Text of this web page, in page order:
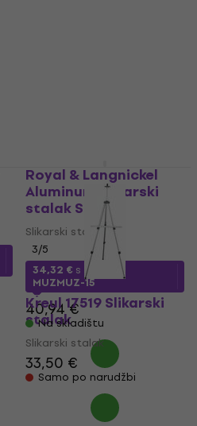
Royal & Langnickel
Aluminum Slikarski
stalak Silver
Slikarski stalak
3/5
34,32 € s kodom
MUZMUZ-15
40,94 €
Na skladištu
Kreul 17519 Slikarski
stalak
Slikarski stalak
33,50 €
Samo po narudžbi